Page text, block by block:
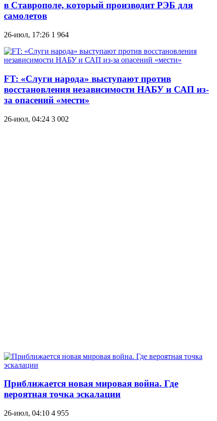
в Ставрополе, который производит РЭБ для
самолетов
26-июл, 17:26 1 964
FT: «Слуги народа» выступают против
восстановления независимости НАБУ и САП из-
за опасений «мести»
26-июл, 04:24 3 002
Приближается новая мировая война. Где
вероятная точка эскалации
26-июл, 04:10 4 955